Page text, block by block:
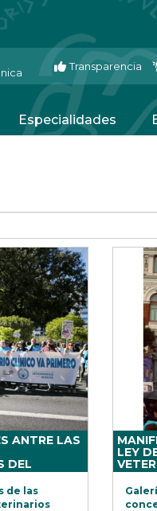
Transparencia
Especialidades
ANTRE LAS
DEL
DE
de las
LEY
2025 -